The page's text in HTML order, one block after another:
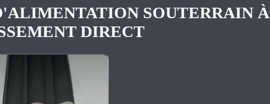
SOUTERRAIN À
DIRECT